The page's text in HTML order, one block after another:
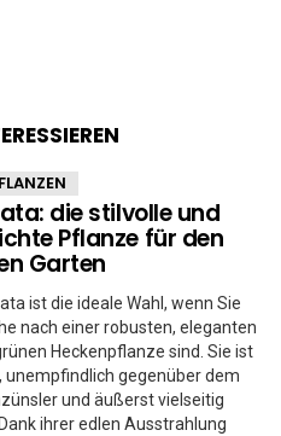
die stilvolle und
Pflanze für den
Garten
ist die ideale Wahl, wenn Sie
nach einer robusten, eleganten
Heckenpflanze sind. Sie ist
unempfindlich gegenüber dem
und äußerst vielseitig
ihrer edlen Ausstrahlung